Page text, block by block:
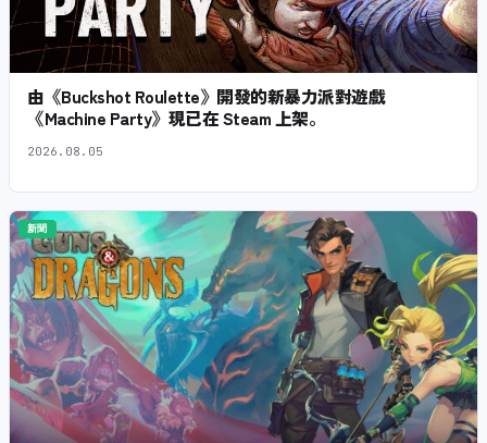
由《Buckshot Roulette》開發的新暴力派對遊戲
《Machine Party》現已在 Steam 上架。
2026.08.05
新聞